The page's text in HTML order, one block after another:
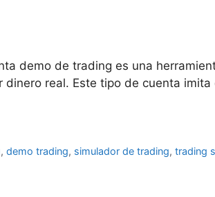
demo de trading es una
real. Este tipo de cuenta
,demo trading, simulador de trading,trading